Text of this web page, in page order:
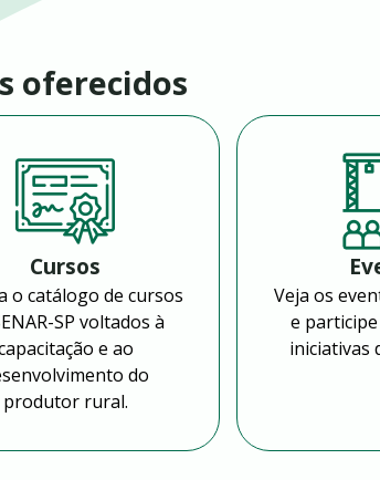
oferecidos
Cursos
o catálogo de cursos
SP voltados à
e ao
do
produtor rural.
Veja os
e
iniciativas